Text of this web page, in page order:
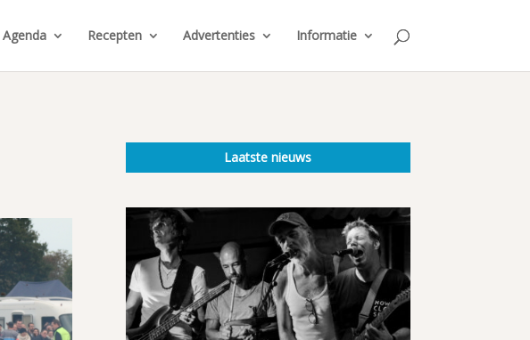
Agenda Recepten Advertenties Informatie
Laatste nieuws